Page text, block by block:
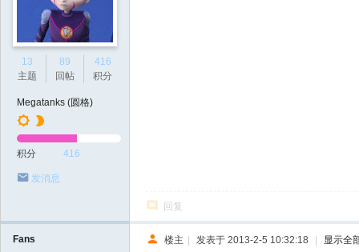
13
主题
89
回帖
416
积分
Megatanks (圆格)
积分 416
发消息
回复
Fans 楼主 | 发表于 2013-2-5 10:32:18 | 显示全